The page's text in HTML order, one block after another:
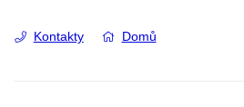
Kontakty Domů